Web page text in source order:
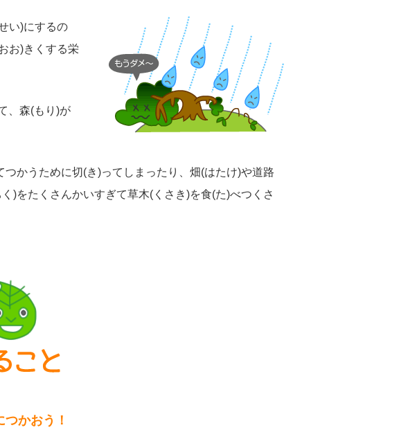
い)にするの
お)きくする栄
、森(もり)が
かうために切(き)ってしまったり、畑(はたけ)や道路
)をたくさんかいすぎて草木(くさき)を食(た)べつくさ
かおう！